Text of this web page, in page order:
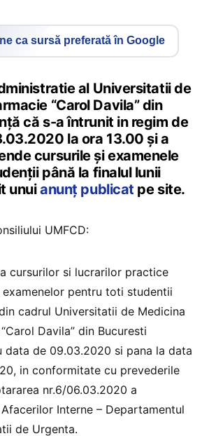
ca sursă preferată în Google
al Universitatii de
“Carol Davila” din
că s-a întrunit in regim de
la ora 13.00 şi a
cursurile şi examenele
până la finalul lunii
unuianunţ publicat pe site.
UMFCD:
cursurilor si lucrarilor practice
examenelor pentru toti studentii
cadrul Universitatii de Medicina
Davila” din Bucuresti
data de 09.03.2020 si pana la data
in conformitate cu prevederile
nr.6/06.03.2020 a
Interne – Departamentul
de Urgenta.